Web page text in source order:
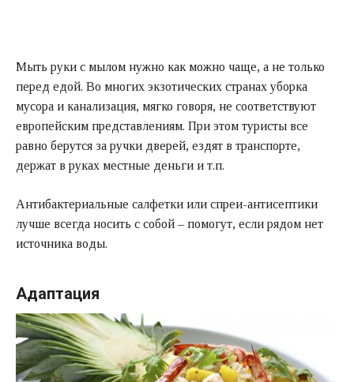
Мыть руки с мылом нужно как можно чаще, а не только
перед едой. Во многих экзотических странах уборка
мусора и канализация, мягко говоря, не соответствуют
европейским представлениям. При этом туристы все
равно берутся за ручки дверей, ездят в транспорте,
держат в руках местные деньги и т.п.
Антибактериальные салфетки или спреи-антисептики
лучше всегда носить с собой – помогут, если рядом нет
источника воды.
Адаптация